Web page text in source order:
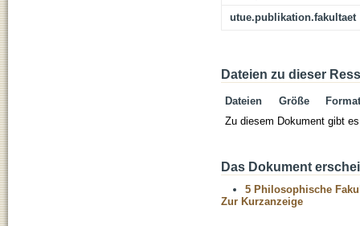
utue.publikation.fakultaet
Dateien zu dieser
Dateien Größe
Format
Zu diesem Dokument gibt
Das Dokument
5 Philosophische
Zur Kurzanzeige